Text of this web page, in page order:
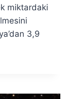
miktardaki
3,9